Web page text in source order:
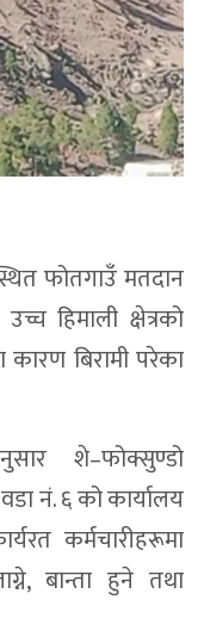
फोतगाउँ मतदान
हिमाली क्षेत्रको
बिरामी परेका
शे–फोक्सुण्डो
नं. ६ को कार्यालय
कर्मचारीहरूमा
बान्ता हुने तथा